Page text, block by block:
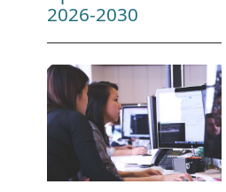
2026-2030